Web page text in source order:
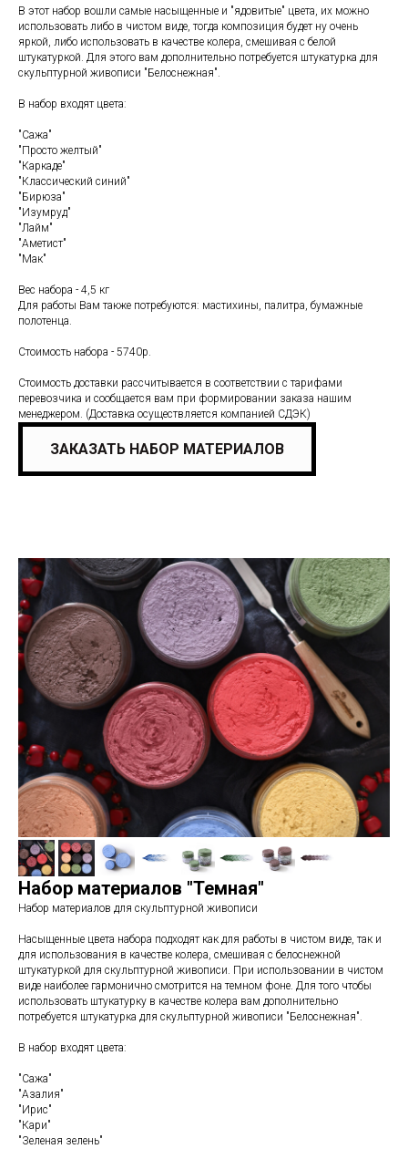
В этот набор вошли самые насыщенные и "ядовитые" цвета, их можно
использовать либо в чистом виде, тогда композиция будет ну очень
яркой, либо использовать в качестве колера, смешивая с белой
штукатуркой. Для этого вам дополнительно потребуется штукатурка для
скульптурной живописи "Белоснежная".
В набор входят цвета:
"Сажа"
"Просто желтый"
"Каркаде"
"Классический синий"
"Бирюза"
"Изумруд"
"Лайм"
"Аметист"
"Мак"
Вес набора - 4,5 кг
Для работы Вам также потребуются: мастихины, палитра, бумажные
полотенца.
Стоимость набора - 5740р.
Стоимость доставки рассчитывается в соответствии с тарифами
перевозчика и сообщается вам при формировании заказа нашим
менеджером. (Доставка осуществляется компанией СДЭК)
ЗАКАЗАТЬ НАБОР МАТЕРИАЛОВ
Набор материалов "Темная"
Набор материалов для скульптурной живописи
Насыщенные цвета набора подходят как для работы в чистом виде, так и
для использования в качестве колера, смешивая с белоснежной
штукатуркой для скульптурной живописи. При использовании в чистом
виде наиболее гармонично смотрится на темном фоне. Для того чтобы
использовать штукатурку в качестве колера вам дополнительно
потребуется штукатурка для скульптурной живописи "Белоснежная".
В набор входят цвета:
"Сажа"
"Азалия"
"Ирис"
"Кари"
"Зеленая зелень"